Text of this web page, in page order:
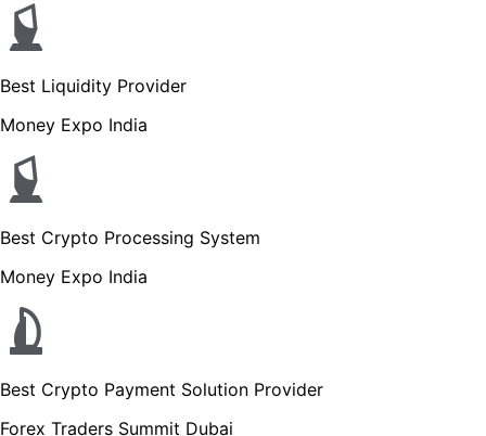
Best Liquidity Provider
Money Expo India
Best Crypto Processing System
Money Expo India
Best Crypto Payment Solution Provider
Forex Traders Summit Dubai